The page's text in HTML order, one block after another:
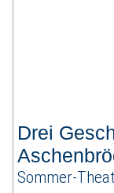
Drei
Sommer-